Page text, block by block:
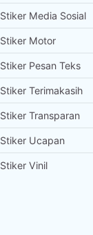
Stiker Media Sosial
Stiker Motor
Stiker Pesan Teks
Stiker Terimakasih
Stiker Transparan
Stiker Ucapan
Stiker Vinil